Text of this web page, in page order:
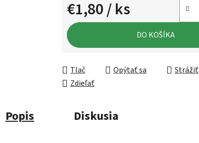
€1,80/ ks
Jednotková cena:
DO KOŠÍKA
Tlač Opýtať sa
Strážiť
Zdieľať
Popis Diskusia